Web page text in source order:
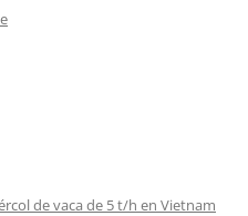
de vaca de 5 t/h en Vietnam